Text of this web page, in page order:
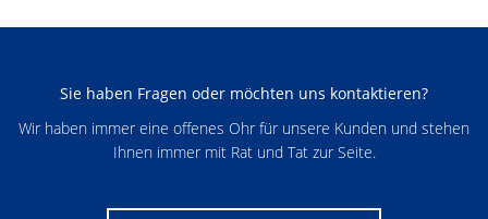
Sie haben Fragen oder möchten uns kontaktieren?
Wir haben immer eine offenes Ohr für unsere Kunden und stehen
Ihnen immer mit Rat und Tat zur Seite.